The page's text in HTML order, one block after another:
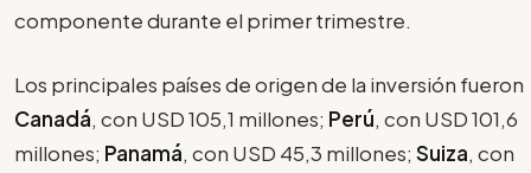
componente durante el primer trimestre.
Los principales países de origen de la inversión fueron
Canadá, con USD 105,1 millones; Perú, con USD 101,6
millones; Panamá, con USD 45,3 millones; Suiza, con